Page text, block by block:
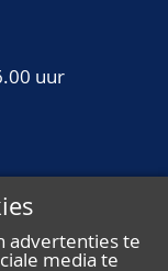
uur
advertenties te
media te